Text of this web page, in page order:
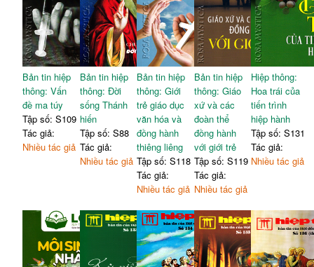
Bản tin hiệp
thông: Vấn
đề ma túy
Tập số: S109
Tác giả:
Nhiều tác giả
Bản tin hiệp
thông: Đời
sống Thánh
hiến
Tập số: S88
Tác giả:
Nhiều tác giả
Bản tin hiệp
thông: Giới
trẻ giáo dục
văn hóa và
đồng hành
thiêng liêng
Tập số: S118
Tác giả:
Nhiều tác giả
Bản tin hiệp
thông: Giáo
xứ và các
đoàn thể
đồng hành
với giới trẻ
Tập số: S119
Tác giả:
Nhiều tác giả
Hiệp thông:
Hoa trái của
tiến trình
hiệp hành
Tập số: S131
Tác giả:
Nhiều tác giả